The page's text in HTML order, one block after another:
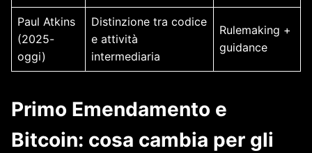
Paul Atkins
(2025-
oggi)
Distinzione tra codice
e attività
intermediaria
Rulemaking +
guidance
Primo Emendamento e
Bitcoin: cosa cambia per gli